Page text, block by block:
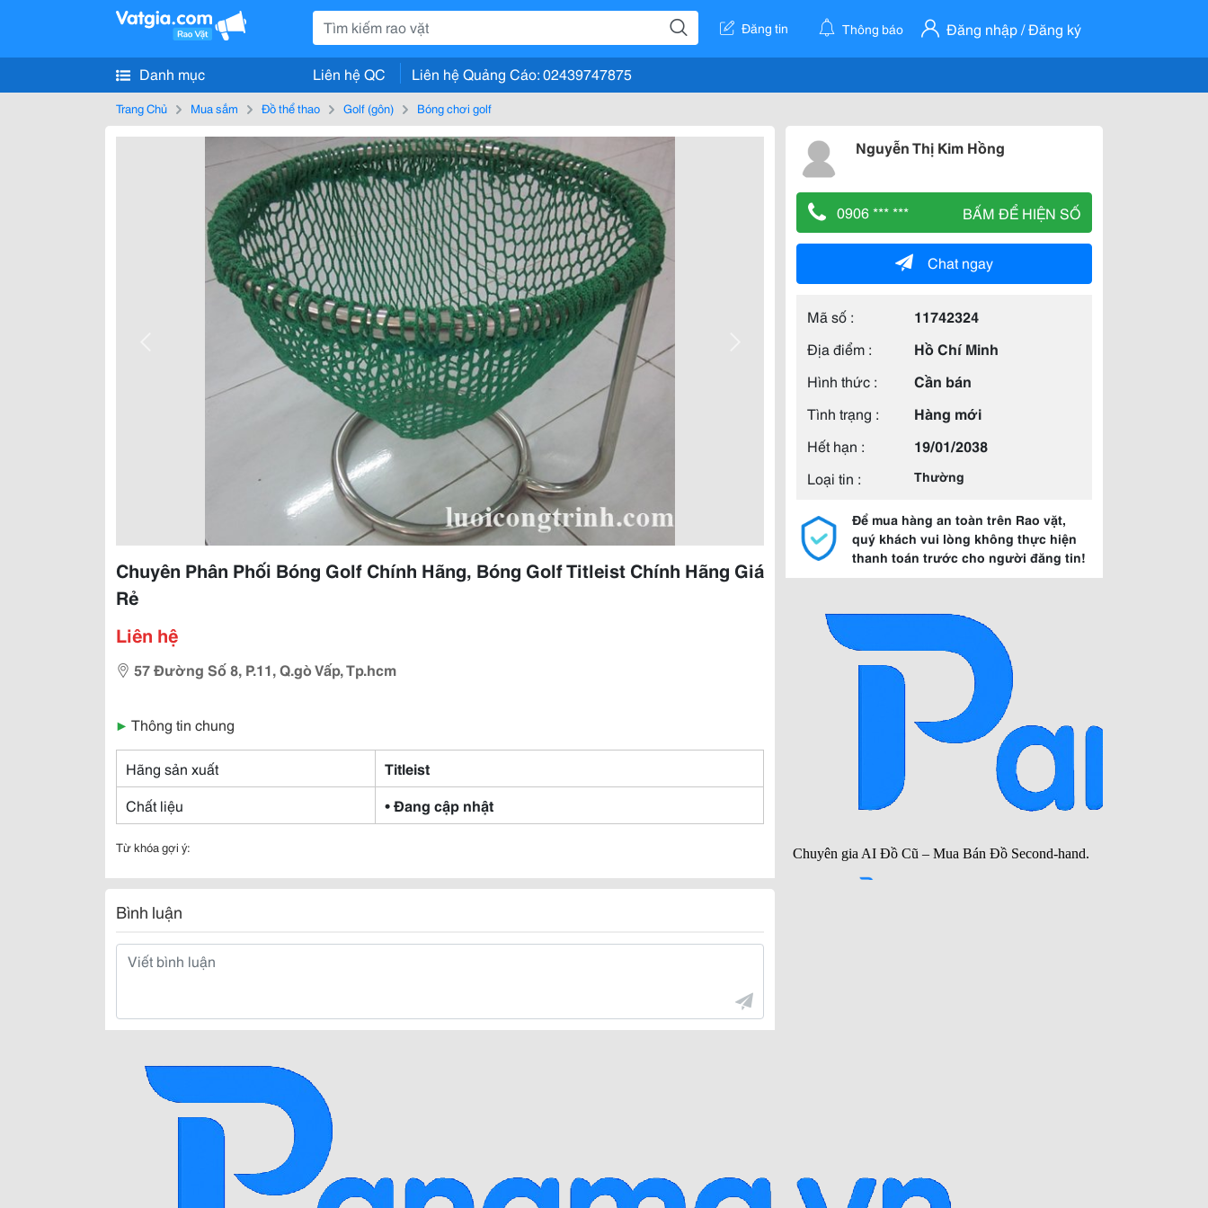
Đăng tin Thông báo Đăng nhập / Đăng ký
Danh mục Liên hệ QC Liên hệ Quảng Cáo: 02439747875
Trang Chủ Mua sắm Đồ thể thao Golf (gôn) Bóng chơi golf
Chuyên Phân Phối Bóng Golf Chính Hãng, Bóng Golf Titleist Chính Hãng Giá
Rẻ
Liên hệ
57 Đường Số 8, P.11, Q.gò Vấp, Tp.hcm
▶ Thông tin chung
Hãng sản xuất
Titleist
Chất liệu
• Đang cập nhật
Từ khóa gợi ý:
Bình luận
Nguyễn Thị Kim Hồng
0906 *** *** BẤM ĐỂ HIỆN SỐ
Chat ngay
Mã số :
11742324
Địa điểm :
Hồ Chí Minh
Hình thức :
Cần bán
Tình trạng :
Hàng mới
Hết hạn :
19/01/2038
Loại tin :
Thường
Để mua hàng an toàn trên Rao vặt,
quý khách vui lòng không thực hiện
thanh toán trước cho người đăng tin!